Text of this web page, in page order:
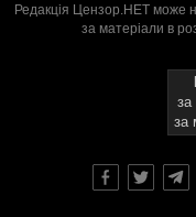
Редакція Цензор.НЕТ може
за матеріали в
за
за